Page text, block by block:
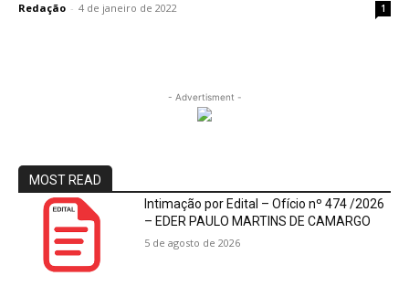
Redação - 4 de janeiro de 2022 1
- Advertisment -
MOST READ
Intimação por Edital – Ofício nº 474 /2026
– EDER PAULO MARTINS DE CAMARGO
5 de agosto de 2026